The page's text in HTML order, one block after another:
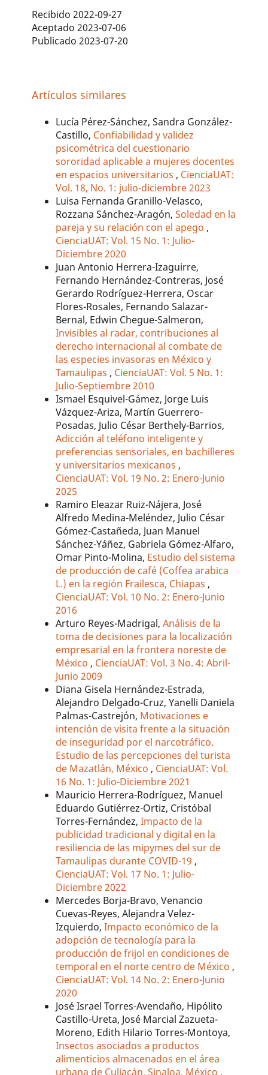
Recibido 2022-09-27
Aceptado 2023-07-06
Publicado 2023-07-20
Artículos similares
Lucía Pérez-Sánchez, Sandra González-
Castillo, Confiabilidad y validez
psicométrica del cuestionario
sororidad aplicable a mujeres docentes
en espacios universitarios , CienciaUAT:
Vol. 18, No. 1: julio-diciembre 2023
Luisa Fernanda Granillo-Velasco,
Rozzana Sánchez-Aragón,Soledad en la
pareja y su relación con el apego ,
CienciaUAT: Vol. 15 No. 1: Julio-
Diciembre 2020
Juan Antonio Herrera-Izaguirre,
Fernando Hernández-Contreras, José
Gerardo Rodríguez-Herrera, Oscar
Flores-Rosales, Fernando Salazar-
Bernal, Edwin Chegue-Salmeron,
Invisibles al radar, contribuciones al
derecho internacional al combate de
las especies invasoras en México y
Tamaulipas , CienciaUAT: Vol. 5 No. 1:
Julio-Septiembre 2010
Ismael Esquivel-Gámez, Jorge Luis
Vázquez-Ariza, Martín Guerrero-
Posadas, Julio César Berthely-Barrios,
Adicción al teléfono inteligente y
preferencias sensoriales, en bachilleres
y universitarios mexicanos ,
CienciaUAT: Vol. 19 No. 2: Enero-Junio
2025
Ramiro Eleazar Ruiz-Nájera, José
Alfredo Medina-Meléndez, Julio César
Gómez-Castañeda, Juan Manuel
Sánchez-Yáñez, Gabriela Gómez-Alfaro,
Omar Pinto-Molina, Estudio del sistema
de producción de café (Coffea arabica
L.) en la región Frailesca, Chiapas ,
CienciaUAT: Vol. 10 No. 2: Enero-Junio
2016
Arturo Reyes-Madrigal,Análisis de la
toma de decisiones para la localización
empresarial en la frontera noreste de
México , CienciaUAT: Vol. 3 No. 4: Abril-
Junio 2009
Diana Gisela Hernández-Estrada,
Alejandro Delgado-Cruz, Yanelli Daniela
Palmas-Castrejón, Motivaciones e
intención de visita frente a la situación
de inseguridad por el narcotráfico.
Estudio de las percepciones del turista
de Mazatlán, México , CienciaUAT: Vol.
16 No. 1: Julio-Diciembre 2021
Mauricio Herrera-Rodríguez, Manuel
Eduardo Gutiérrez-Ortiz, Cristóbal
Torres-Fernández,Impacto de la
publicidad tradicional y digital en la
resiliencia de las mipymes del sur de
Tamaulipas durante COVID-19 ,
CienciaUAT: Vol. 17 No. 1: Julio-
Diciembre 2022
Mercedes Borja-Bravo, Venancio
Cuevas-Reyes, Alejandra Velez-
Izquierdo,Impacto económico de la
adopción de tecnología para la
producción de frijol en condiciones de
temporal en el norte centro de México ,
CienciaUAT: Vol. 14 No. 2: Enero-Junio
2020
José Israel Torres-Avendaño, Hipólito
Castillo-Ureta, José Marcial Zazueta-
Moreno, Edith Hilario Torres-Montoya,
Insectos asociados a productos
alimenticios almacenados en el área
urbana de Culiacán, Sinaloa, México ,